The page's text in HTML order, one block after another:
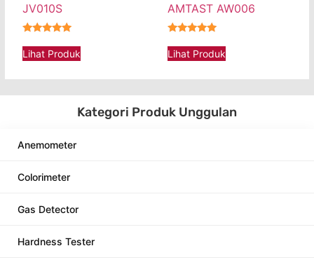
JV010S
Lihat Produk
AMTAST AW006
Lihat Produk
Kategori Produk Unggulan
Anemometer
Colorimeter
Gas Detector
Hardness Tester